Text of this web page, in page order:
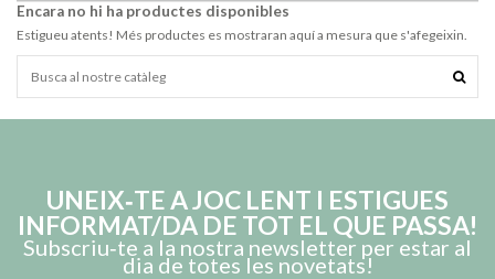
Encara no hi ha productes disponibles
Estigueu atents! Més productes es mostraran aquí a mesura que s'afegeixin.
UNEIX‑TE A JOC LENT I ESTIGUES
INFORMAT/DA DE TOT EL QUE PASSA!
Subscriu‑te a la nostra newsletter per estar al
dia de totes les novetats!